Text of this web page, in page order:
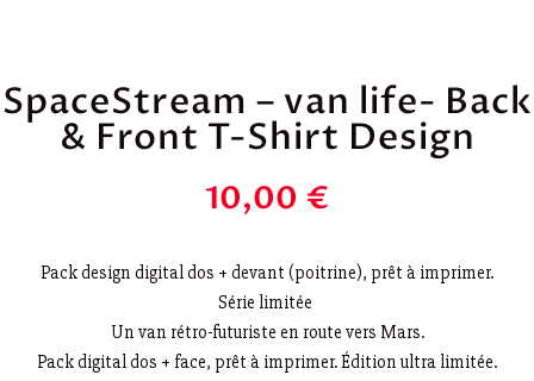
SpaceStream – van life- Back
& Front T-Shirt Design
10,00 €
Pack design digital dos + devant (poitrine), prêt à imprimer.
Série limitée
Un van rétro-futuriste en route vers Mars.
Pack digital dos + face, prêt à imprimer. Édition ultra limitée.